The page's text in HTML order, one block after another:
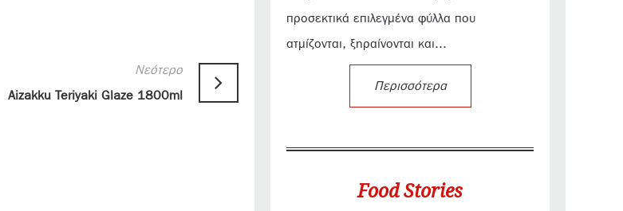
Νεότερο
Aizakku Teriyaki Glaze 1800ml
προσεκτικά επιλεγμένα φύλλα που
ατμίζονται, ξηραίνονται και...
Περισσότερα
Food Stories